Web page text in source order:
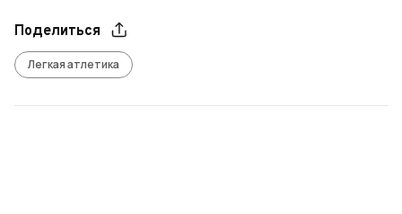
Поделиться
Легкая атлетика